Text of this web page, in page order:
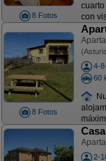
8 Fotos
con
8 Fotos
4-
60
2-